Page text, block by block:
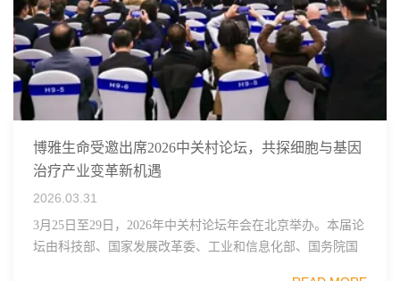
博雅生命受邀出席2026中关村论坛，共探细胞与基因
治疗产业变革新机遇
2026.03.31
3月25日至29日，2026年中关村论坛年会在北京举办。本届论
坛由科技部、国家发展改革委、工业和信息化部、国务院国